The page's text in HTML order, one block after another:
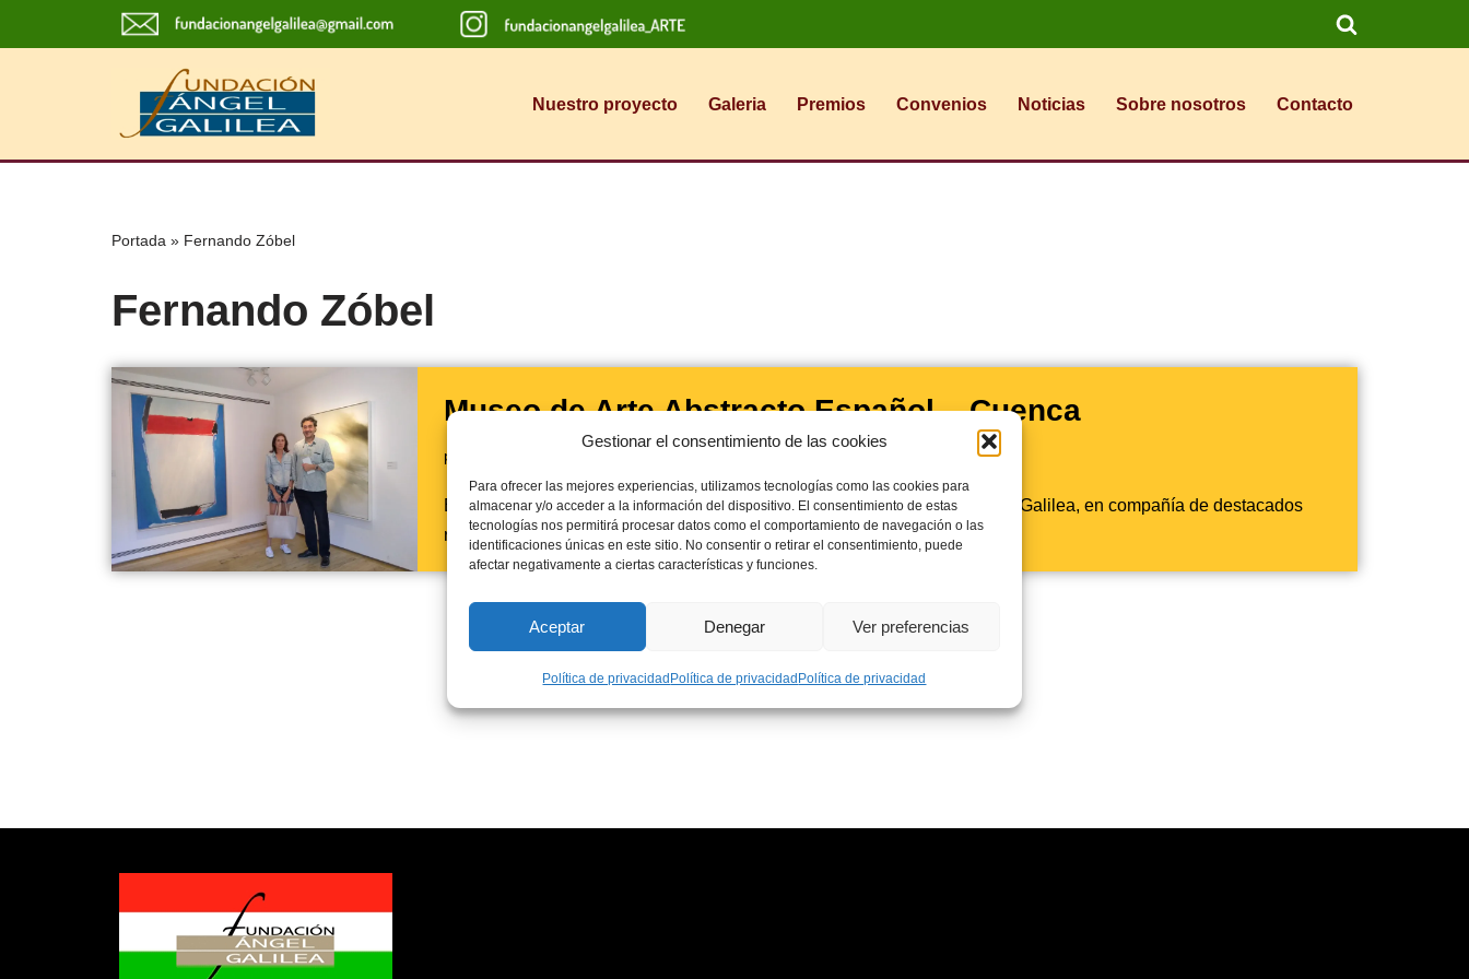
Gestionar el consentimiento de las cookies
Para ofrecer las mejores experiencias, utilizamos tecnologías como las cookies para
almacenar y/o acceder a la información del dispositivo. El consentimiento de estas
tecnologías nos permitirá procesar datos como el comportamiento de navegación o las
identificaciones únicas en este sitio. No consentir o retirar el consentimiento, puede
afectar negativamente a ciertas características y funciones.
Aceptar Denegar Ver preferencias
Política de privacidad Política de privacidad Política de privacidad
Nuestro proyecto Galeria Premios Convenios Noticias Sobre nosotros Contacto
Portada » Fernando Zóbel
Fernando Zóbel
Museo de Arte Abstracto Español – Cuenca
por
En última semana de agosto de 2022, el Patronato de la Fundación Ángel Galilea, en compañía de destacados
representantes de la Universidad Cooperativa del Grupo…Leer más »